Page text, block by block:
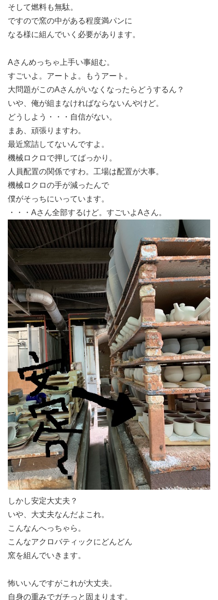
そして燃料も無駄。
ですので窯の中がある程度満パンに
なる様に組んでいく必要があります。
Aさんめっちゃ上手い事組む。
すごいよ。アートよ。もうアート。
大問題がこのAさんがいなくなったらどうするん？
いや、俺が組まなければならないんやけど。
どうしよう・・・自信がない。
まあ、頑張りますわ。
最近窯詰してないんですよ。
機械ロクロで押してばっかり。
人員配置の関係ですわ。工場は配置が大事。
機械ロクロの手が減ったんで
僕がそっちにいっています。
・・・Aさん全部するけど。すごいよAさん。
しかし安定大丈夫？
いや、大丈夫なんだよこれ。
こんなんへっちゃら。
こんなアクロバティックにどんどん
窯を組んでいきます。
怖いいんですがこれが大丈夫。
自身の重みでガチっと固まります。